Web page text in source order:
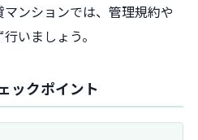
ンションでは、管理規約や
いましょう。
ックポイント